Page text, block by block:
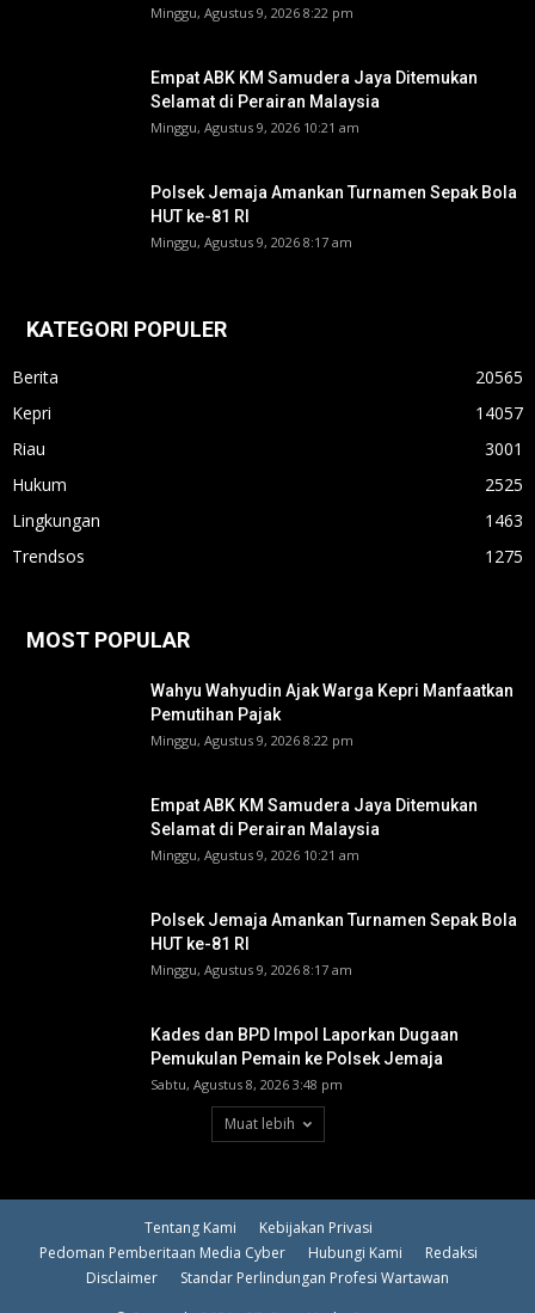
Minggu, Agustus 9, 2026 8:22 pm
Empat ABK KM Samudera Jaya Ditemukan
Selamat di Perairan Malaysia
Minggu, Agustus 9, 2026 10:21 am
Polsek Jemaja Amankan Turnamen Sepak Bola
HUT ke-81 RI ‎
Minggu, Agustus 9, 2026 8:17 am
KATEGORI POPULER
Berita
20565
Kepri
14057
Riau
3001
Hukum
2525
Lingkungan
1463
Trendsos
1275
MOST POPULAR
Wahyu Wahyudin Ajak Warga Kepri Manfaatkan
Pemutihan Pajak
Minggu, Agustus 9, 2026 8:22 pm
Empat ABK KM Samudera Jaya Ditemukan
Selamat di Perairan Malaysia
Minggu, Agustus 9, 2026 10:21 am
Polsek Jemaja Amankan Turnamen Sepak Bola
HUT ke-81 RI ‎
Minggu, Agustus 9, 2026 8:17 am
Kades dan BPD Impol Laporkan Dugaan
Pemukulan Pemain ke Polsek Jemaja
Sabtu, Agustus 8, 2026 3:48 pm
Muat lebih
Tentang Kami
Kebijakan Privasi
Pedoman Pemberitaan Media Cyber
Hubungi Kami
Redaksi
Disclaimer
Standar Perlindungan Profesi Wartawan